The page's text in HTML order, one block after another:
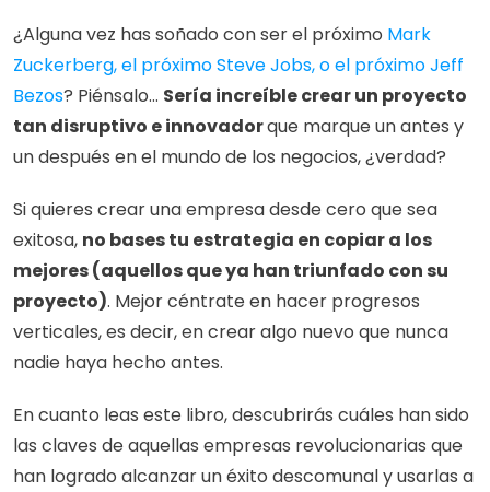
¿Alguna vez has soñado con ser el próximo Mark
Zuckerberg, el próximo Steve Jobs, o el próximo Jeff
Bezos? Piénsalo... Sería increíble crear un proyecto
tan disruptivo e innovador que marque un antes y
un después en el mundo de los negocios, ¿verdad?
Si quieres crear una empresa desde cero que sea
exitosa, no bases tu estrategia en copiar a los
mejores (aquellos que ya han triunfado con su
proyecto). Mejor céntrate en hacer progresos
verticales, es decir, en crear algo nuevo que nunca
nadie haya hecho antes.
En cuanto leas este libro, descubrirás cuáles han sido
las claves de aquellas empresas revolucionarias que
han logrado alcanzar un éxito descomunal y usarlas a